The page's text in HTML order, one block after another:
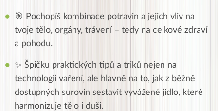
🎯 Pochopíš kombinace potravin a jejich vliv na
tvoje tělo, orgány, trávení – tedy na celkové zdraví
a pohodu.
✨ Špičku praktických tipů a triků nejen na
technologii vaření, ale hlavně na to, jak z běžně
dostupných surovin sestavit vyvážené jídlo, které
harmonizuje tělo i duši.